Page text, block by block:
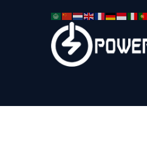
Service Plus